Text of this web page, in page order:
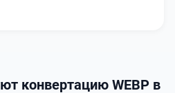
конвертацию WEBP в